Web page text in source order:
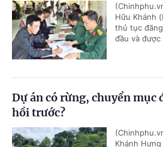
Hữu Khánh
thủ tục
đầu và được
Dự án có rừng, chuyển mục
hồi trước?
Khánh